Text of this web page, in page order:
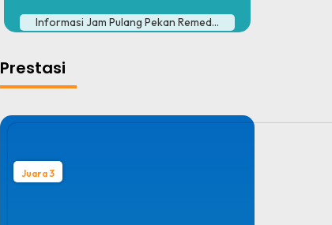
Informasi Jam Pulang Pekan Remed...
Prestasi
Juara 3